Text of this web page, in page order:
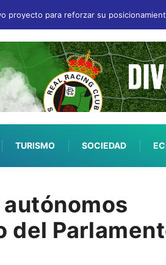
proyecto para reforzar su
TURISMO SOCIEDAD
del